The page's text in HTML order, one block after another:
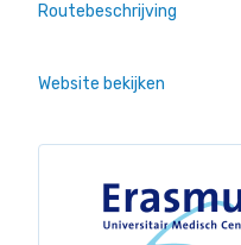
Routebeschrijving
Website bekijken